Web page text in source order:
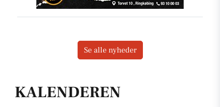
KALENDEREN
Se alle nyheder